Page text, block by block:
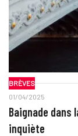
BRÈVES
01/04/2025
Baignade dans
inquiète